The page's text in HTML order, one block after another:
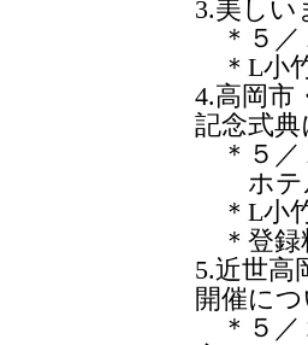
3.美しい
＊５／
＊L小
4.高岡市
記念式
＊５／
ホテル
＊L小
＊登録
5.近世高
開催に
＊５／